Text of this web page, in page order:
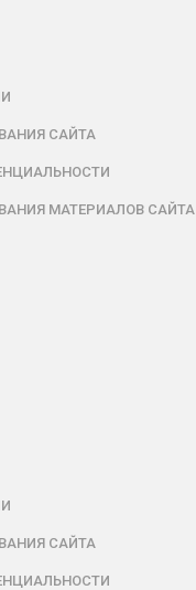
САЙТА
МАТЕРИАЛОВ САЙТА
САЙТА